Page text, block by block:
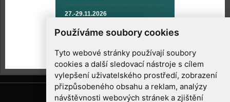
Používáme soubory cookies
Tyto webové stránky používají soubory
cookies a další sledovací nástroje s cílem
vylepšení uživatelského prostředí, zobrazení
přizpůsobeného obsahu a reklam, analýzy
návštěvnosti webových stránek a zjištění
27.-29.11.2026
TECHNIKA A KOSMICKÉ
TECHNOLOGIE